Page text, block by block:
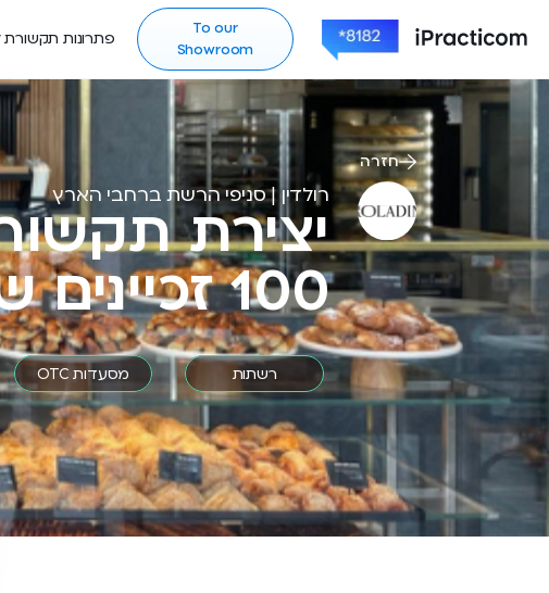
To our
Showroom
פתרונות
חזרה
רולדין | סניפי הרשת ברחבי הארץ
יצירת
100 זכיינים שונים!
רשתות מסעדות OTC